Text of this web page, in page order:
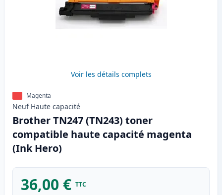
Voir les détails complets
Magenta
Neuf Haute capacité
Brother TN247 (TN243) toner
compatible haute capacité magenta
(Ink Hero)
36,00 € TTC